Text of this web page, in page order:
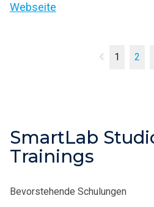
Webseite
1 2
SmartLab
Trainings
Bevorstehende Schulungen